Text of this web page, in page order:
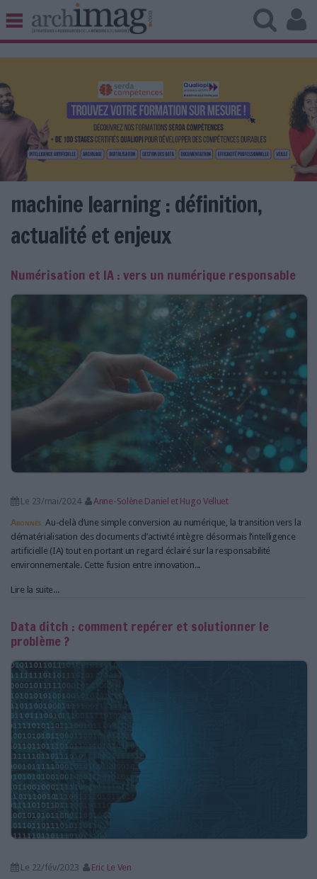
BIBLIOTHÈQUE ÉDITION
UNIVERS DATA
TRAVAIL COLLABORATIF
VIE NUMÉRIQUE
NUMÉRIQUE RESPONSABLE
LES NEWSLETTERS
L'ESPACE EMPLOI
L'ANNUAIRE DES ACTEURS
NOS OFFRES D'ABONNEMENTS
machine learning : définition,
actualité et enjeux
Numérisation et IA : vers un numérique responsable
Le 23/mai/2024
Anne-Solène Daniel et Hugo Velluet
Abonnés Au-delà d’une simple conversion au numérique, la transition vers la
dématérialisation des documents d’activité intègre désormais l’intelligence
artificielle (IA) tout en portant un regard éclairé sur la responsabilité
environnementale. Cette fusion entre innovation...
Lire la suite...
Data ditch : comment repérer et solutionner le
problème ?
Le 22/fév/2023
Eric Le Ven